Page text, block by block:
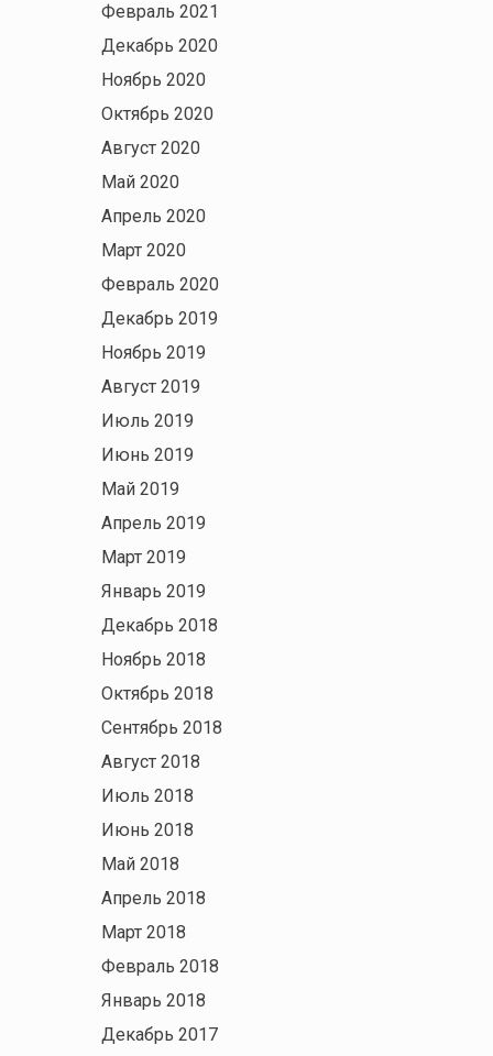
Февраль 2021
Декабрь 2020
Ноябрь 2020
Октябрь 2020
Август 2020
Май 2020
Апрель 2020
Март 2020
Февраль 2020
Декабрь 2019
Ноябрь 2019
Август 2019
Июль 2019
Июнь 2019
Май 2019
Апрель 2019
Март 2019
Январь 2019
Декабрь 2018
Ноябрь 2018
Октябрь 2018
Сентябрь 2018
Август 2018
Июль 2018
Июнь 2018
Май 2018
Апрель 2018
Март 2018
Февраль 2018
Январь 2018
Декабрь 2017